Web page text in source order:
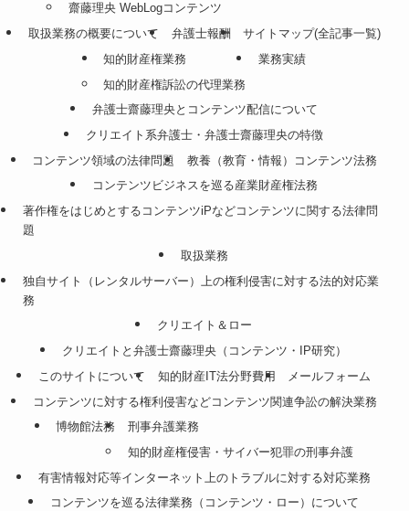
齋藤理央 WebLogコンテンツ
取扱業務の概要について
弁護士報酬
サイトマップ(全記事一覧)
知的財産権業務
知的財産権訴訟の代理業務
業務実績
弁護士齋藤理央とコンテンツ配信について
クリエイト系弁護士・弁護士齋藤理央の特徴
コンテンツ領域の法律問題
教養（教育・情報）コンテンツ法務
コンテンツビジネスを巡る産業財産権法務
著作権をはじめとするコンテンツiPなどコンテンツに関する法律問
題
取扱業務
独自サイト（レンタルサーバー）上の権利侵害に対する法的対応業
務
クリエイト＆ロー
クリエイトと弁護士齋藤理央（コンテンツ・IP研究）
このサイトについて
知的財産IT法分野費用
メールフォーム
コンテンツに対する権利侵害などコンテンツ関連争訟の解決業務
博物館法務
刑事弁護業務
知的財産権侵害・サイバー犯罪の刑事弁護
有害情報対応等インターネット上のトラブルに対する対応業務
コンテンツを巡る法律業務（コンテンツ・ロー）について